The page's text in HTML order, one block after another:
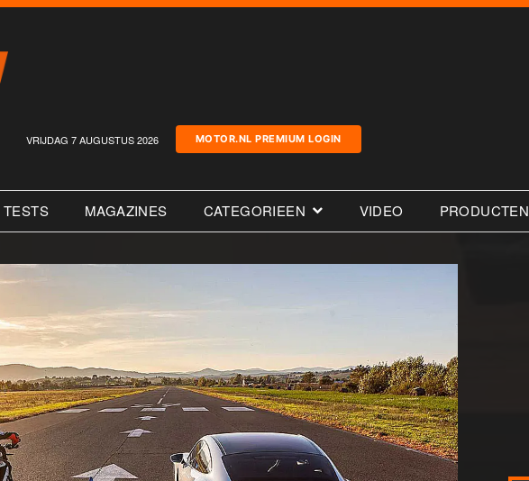
VRIJDAG 7 AUGUSTUS 2026 MOTOR.NL PREMIUM LOGIN
TESTS MAGAZINES CATEGORIEEN VIDEO PRODUCTEN